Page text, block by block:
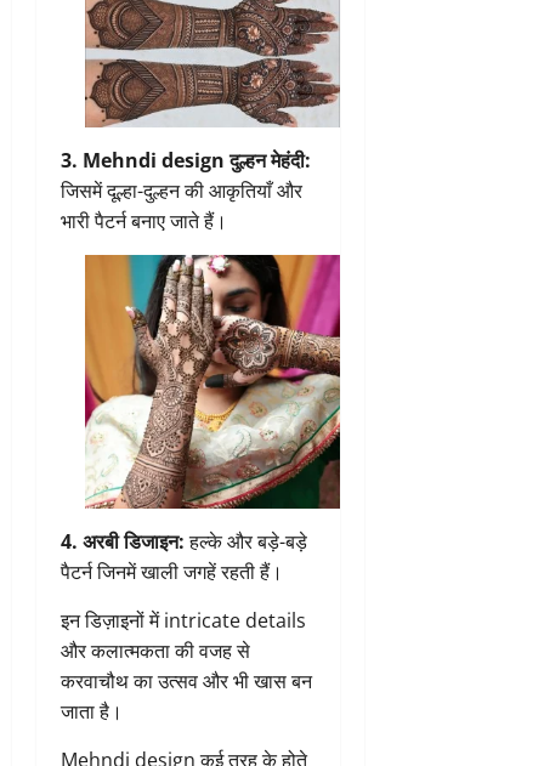
3. Mehndi design दुल्हन मेहंदी:
जिसमें दूल्हा-दुल्हन की आकृतियाँ और
भारी पैटर्न बनाए जाते हैं।
4. अरबी डिजाइन:हल्के और बड़े-बड़े
पैटर्न जिनमें खाली जगहें रहती हैं।
इन डिज़ाइनों में intricate details
और कलात्मकता की वजह से
करवाचौथ का उत्सव और भी खास बन
जाता है।
Mehndi design कई तरह के होते